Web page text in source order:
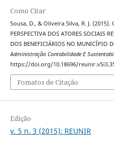
Como Citar
Sousa, D., & Oliveira Silva, R. J. (2015).
PERSPECTIVA DOS ATORES SOCIAIS
DOS BENEFICIÁRIOS NO MUNICÍPIO
Administração Contabilidade E
https://doi.org/10.18696/
Fomatos de Citação
Edição
v. 5 n. 3 (2015): REUNIR